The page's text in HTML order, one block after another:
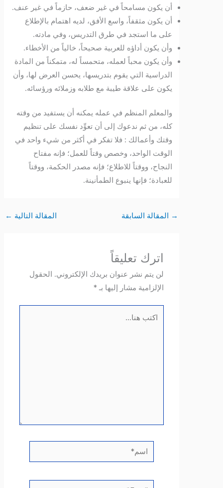
أن يكون مسامحاً في غير ضعف، حازماً في غير عنف.
أن يكون مثقفاً، واسع الأفق، لديه اهتمام بالإطلاع
على ما استجد في طرق التدريس، وفي مادته.
وأن يكون أداؤه للعربية صحيحاً، خالياً من الأخطاء.
وأن يكون محباً لعمله، متحمساً له، متمكناً من المادة
الدراسية التي يقوم بتدريسها، يحسن العرض لها، وأن
يكون على علاقة طيبة مع طلابه وزملائه ورؤسائه.
والمعلم المنظم في عمله يمكنه أن يستفيد من وقته
كله، من ثم ندعوك إلى أن تعوِّد نفسك على تنظيم
وقتك وأعمالك : فلا تفكر في أكثر من شيء واحد في
الوقت الواحد، وخصص وقتاً للعمل؛ فإنه مفتاح
النجاح، ووقتاً للاطلاع؛ فإنه مصدر الحكمة، ووقتاً
للعبادة؛ فإنها ينبوع الطمأنينة.
المقالة السابقة المقالة التالية←
اترك تعليقاً
لن يتم نشر عنوان بريدك الإلكتروني. الحقول
الإلزامية مشار إليها بـ*